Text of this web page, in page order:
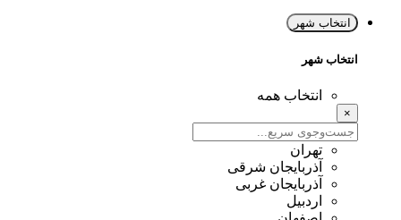
انتخاب شهر
انتخاب شهر
انتخاب همه
×
تهران
آذربایجان شرقی
آذربایجان غربی
اردبیل